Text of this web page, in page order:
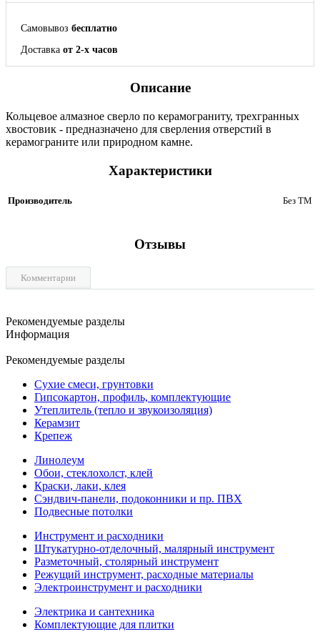
Самовывоз бесплатно
Доставка от 2-х часов
Описание
Кольцевое алмазное сверло по керамограниту, трехгранных
хвостовик - предназначено для сверления отверстий в
керамограните или природном камне.
Характеристики
Производитель Без ТМ
Отзывы
Комментарии
Рекомендуемые разделы
Информация
Рекомендуемые разделы
Сухие смеси, грунтовки
Гипсокартон, профиль, комплектующие
Утеплитель (тепло и звукоизоляция)
Керамзит
Крепеж
Линолеум
Обои, стеклохолст, клей
Краски, лаки, клея
Сэндвич-панели, подоконники и пр. ПВХ
Подвесные потолки
Инструмент и расходники
Штукатурно-отделочный, малярный инструмент
Разметочный, столярный инструмент
Режущий инструмент, расходные материалы
Электроинструмент и расходники
Электрика и сантехника
Комплектующие для плитки